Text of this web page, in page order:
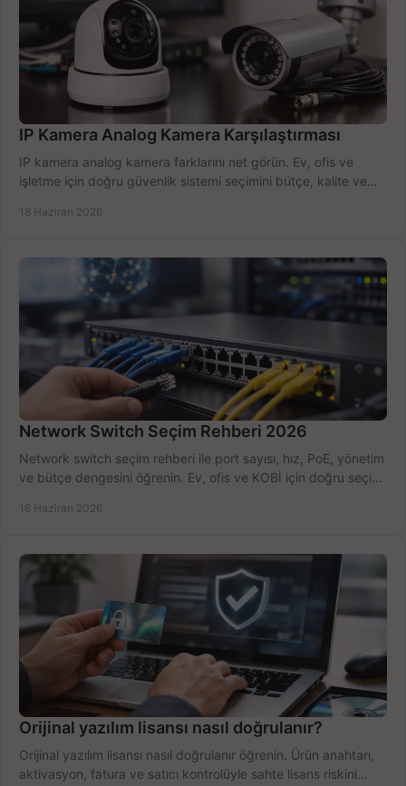
IP Kamera Analog Kamera Karşılaştırması
IP kamera analog kamera farklarını net görün. Ev, ofis ve
işletme için doğru güvenlik sistemi seçimini bütçe, kalite ve
18 Haziran 2026
Network Switch Seçim Rehberi 2026
Network switch seçim rehberi ile port sayısı, hız, PoE, yönetim
ve bütçe dengesini öğrenin. Ev, ofis ve KOBİ için doğru seçimi
16 Haziran 2026
Orijinal yazılım lisansı nasıl doğrulanır?
Orijinal yazılım lisansı nasıl doğrulanır öğrenin. Ürün anahtarı,
aktivasyon, fatura ve satıcı kontrolüyle sahte lisans riskini